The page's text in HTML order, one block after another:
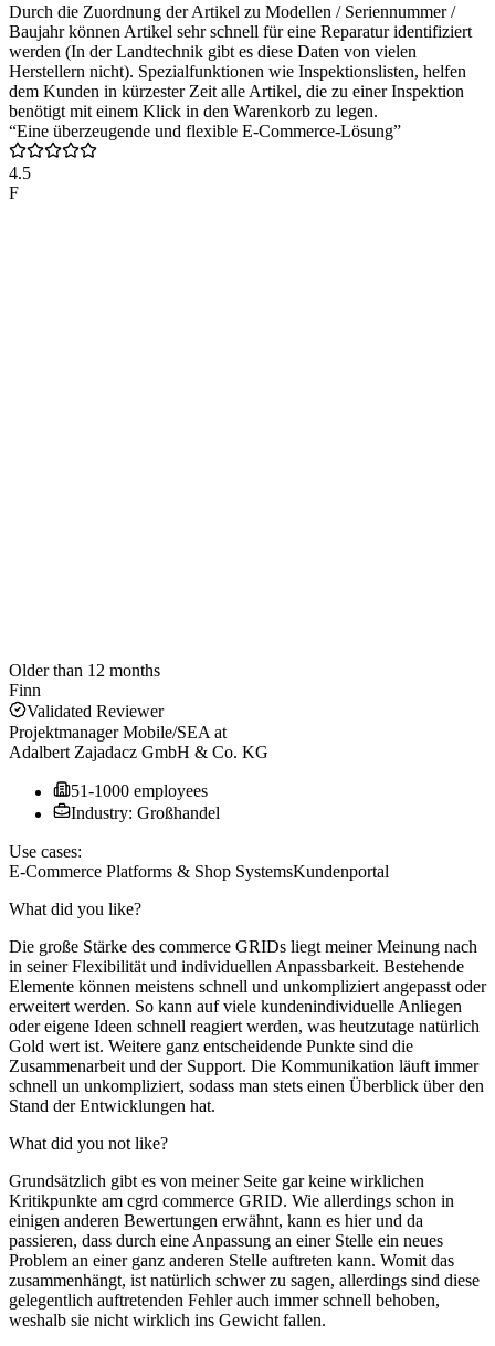
Durch die Zuordnung der Artikel zu Modellen / Seriennummer /
Baujahr können Artikel sehr schnell für eine Reparatur identifiziert
werden (In der Landtechnik gibt es diese Daten von vielen
Herstellern nicht). Spezialfunktionen wie Inspektionslisten, helfen
dem Kunden in kürzester Zeit alle Artikel, die zu einer Inspektion
benötigt mit einem Klick in den Warenkorb zu legen.
“Eine überzeugende und flexible E-Commerce-Lösung”
4.5
F
Older than 12 months
Finn
Validated Reviewer
Projektmanager Mobile/SEA at
Adalbert Zajadacz GmbH & Co. KG
51-1000 employees
Industry: Großhandel
Use cases:
E-Commerce Platforms & Shop SystemsKundenportal
What did you like?
Die große Stärke des commerce GRIDs liegt meiner Meinung nach
in seiner Flexibilität und individuellen Anpassbarkeit. Bestehende
Elemente können meistens schnell und unkompliziert angepasst oder
erweitert werden. So kann auf viele kundenindividuelle Anliegen
oder eigene Ideen schnell reagiert werden, was heutzutage natürlich
Gold wert ist. Weitere ganz entscheidende Punkte sind die
Zusammenarbeit und der Support. Die Kommunikation läuft immer
schnell un unkompliziert, sodass man stets einen Überblick über den
Stand der Entwicklungen hat.
What did you not like?
Grundsätzlich gibt es von meiner Seite gar keine wirklichen
Kritikpunkte am cgrd commerce GRID. Wie allerdings schon in
einigen anderen Bewertungen erwähnt, kann es hier und da
passieren, dass durch eine Anpassung an einer Stelle ein neues
Problem an einer ganz anderen Stelle auftreten kann. Womit das
zusammenhängt, ist natürlich schwer zu sagen, allerdings sind diese
gelegentlich auftretenden Fehler auch immer schnell behoben,
weshalb sie nicht wirklich ins Gewicht fallen.